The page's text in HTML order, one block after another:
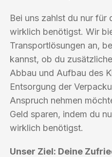
Bei uns zahlst du nur für
wirklich benötigst. Wir
Transportlösungen an,
kannst, ob du
Abbau und Aufbau des
Entsorgung der
Anspruch nehmen
Geld sparen, indem du
wirklich benötigst.
Unser Ziel: Deine